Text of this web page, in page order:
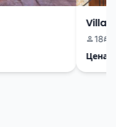
Villa
18
13
Цена по